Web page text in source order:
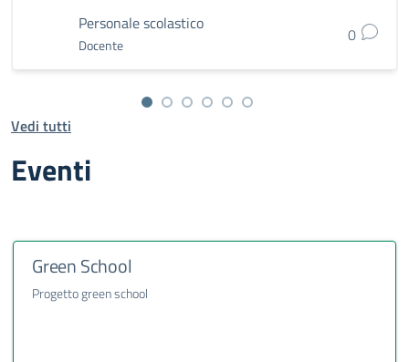
Personale scolastico
Docente 0
Vedi tutti
Eventi
Green School
Progetto green school